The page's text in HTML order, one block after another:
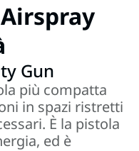
Gun
più compatta
in spazi ristretti
È la pistola
ed è